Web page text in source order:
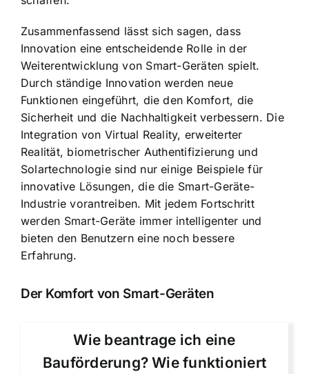
Zusammenfassend lässt sich sagen, dass
Innovation eine entscheidende Rolle in der
Weiterentwicklung von Smart-Geräten spielt.
Durch ständige Innovation werden neue
Funktionen eingeführt, die den Komfort, die
Sicherheit und die Nachhaltigkeit verbessern. Die
Integration von Virtual Reality, erweiterter
Realität, biometrischer Authentifizierung und
Solartechnologie sind nur einige Beispiele für
innovative Lösungen, die die Smart-Geräte-
Industrie vorantreiben. Mit jedem Fortschritt
werden Smart-Geräte immer intelligenter und
bieten den Benutzern eine noch bessere
Erfahrung.
Der Komfort von Smart-Geräten
Wie beantrage ich eine
Bauförderung? Wie funktioniert